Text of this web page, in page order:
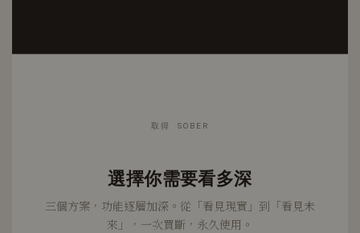
取得 SOBER
選擇你需要看多深
三個方案，功能逐層加深。從「看見現實」到「看見未
來」，一次買斷，永久使用。